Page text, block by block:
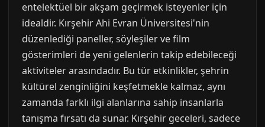
entelektüel bir akşam geçirmek isteyenler için
idealdir. Kırşehir Ahi Evran Üniversitesi'nin
düzenlediği paneller, söyleşiler ve film
gösterimleri de yeni gelenlerin takip edebileceği
aktiviteler arasındadır. Bu tür etkinlikler, şehrin
kültürel zenginliğini keşfetmekle kalmaz, aynı
zamanda farklı ilgi alanlarına sahip insanlarla
tanışma fırsatı da sunar. Kırşehir geceleri, sadece